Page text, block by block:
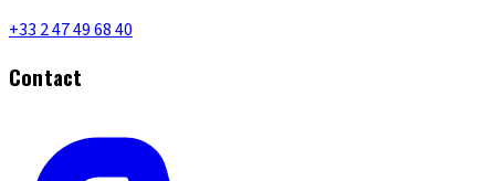
+33 2 47 49 68 40
Contact